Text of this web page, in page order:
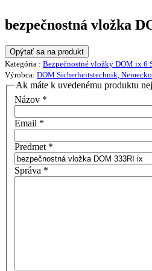
bezpečnostná vložka
Opýtať sa na produkt
Kategória : Bezpečnostné vložky DOM ix 6
Výrobca: DOM Sicherheitstechnik, Nemecko
Ak máte k uvedenému produktu
Názov *
Email *
Predmet *
Správa *